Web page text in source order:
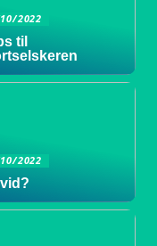
2022
til
2022